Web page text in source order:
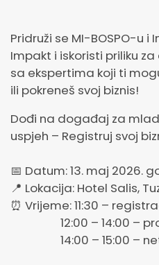
Pridruži se MI-BOSPO-u
Impakt i iskoristi priliku
sa ekspertima koji ti
ili pokreneš svoj biznis!
Dođi na događaj za
uspjeh – Registruj svoj
📅 Datum: 13. maj 2026.
📍 Lokacija: Hotel Salis,
⏰ Vrijeme: 11:30 –
12:00 – 14:00 –
14:00 – 15:00 –